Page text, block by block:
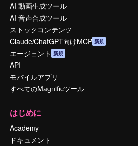
AI 動画生成ツール
AI 音声合成ツール
ストックコンテンツ
Claude/ChatGPT向けMCP 新規
エージェント 新規
API
モバイルアプリ
すべてのMagnificツール
はじめに
Academy
ドキュメント